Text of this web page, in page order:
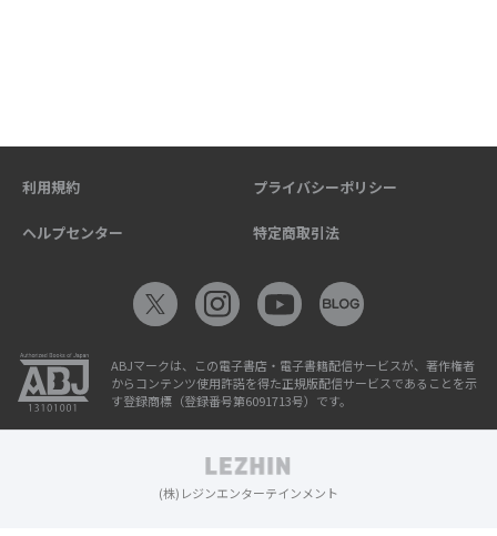
利用規約 プライバシーポリシー
ヘルプセンター 特定商取引法
ABJマークは、この電子書店・電子書籍配信サービスが、著作権者
からコンテンツ使用許諾を得た正規版配信サービスであることを示
す登録商標（登録番号第6091713号）です。
(株)レジンエンターテインメント